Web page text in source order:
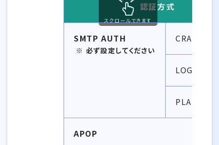
認証方式
SMTP AUTH
必ず設定してください
CRAM-
LOGIN
PLAIN
APOP
スクロールできます